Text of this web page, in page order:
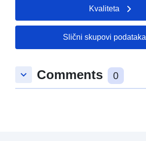
Kvaliteta
Slični skupovi podataka
keyboard_arrow_down Comments 0